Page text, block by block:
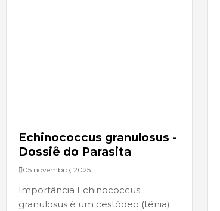
Echinococcus granulosus -
Dossiê do Parasita
05 novembro, 2025
Importância Echinococcus
granulosus é um cestódeo (tênia)